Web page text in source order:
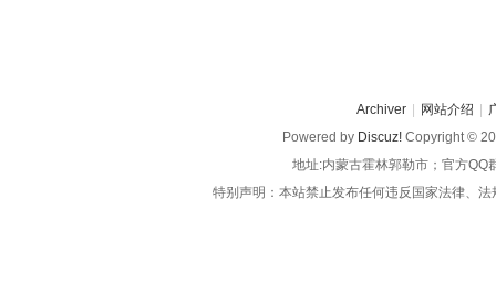
Archiver 网站介绍
Powered by Discuz! Copyright ©
地址:内蒙古霍林郭勒市；官方QQ
特别声明：本站禁止发布任何违反国家法律、